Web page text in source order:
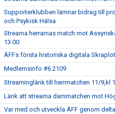
Supporterklubben lämnar bidrag till
och Psykisk Hälsa
Streama herrarnas match mot
13.00
ÄFFs första historiska digitala
Medlemsinfo #6 2109
Streaminglänk till herrmatchen 11/9,kl
Länk att streama dammatchen mot
Var med och utveckla ÄFF genom